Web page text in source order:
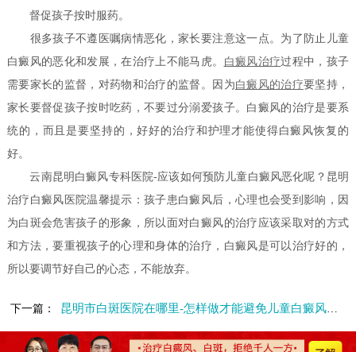
督促孩子按时服药。
很多孩子不遵医嘱病情恶化，家长要注意这一点。为了防止儿童
白癜风的恶化和发展，在治疗上不能马虎。 白癜风治疗过程中，孩子
需要家长的监督，对药物和治疗的监督。因为白癜风的治疗要坚持，
家长要督促孩子按时吃药，不要过分溺爱孩子。白癜风的治疗是要系
统的，而且是要坚持的，好好的治疗和护理才能使得白癜风恢复的
好。
云南昆明白癜风专科医院-应该如何预防儿童白癜风恶化呢？昆明
治疗白癜风医院温馨提示：孩子患白癜风后，心理也会受到影响，因
为白斑会危害孩子的形象，所以面对白癜风的治疗应该采取对的方式
和方法，要重视孩子的心理和身体的治疗，白癜风是可以治疗好的，
所以要调节好自己的心态，不能放弃。
下一篇： 昆明市白斑医院在哪里-怎样做才能避免儿童白癜风病情加重呢